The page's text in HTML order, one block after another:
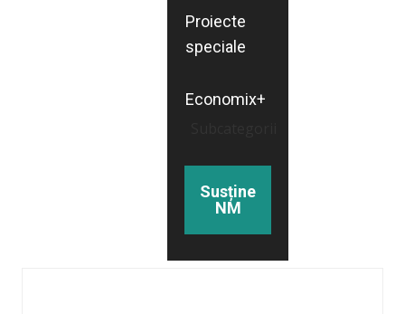
Proiecte
speciale
Economix+
Susține
NM